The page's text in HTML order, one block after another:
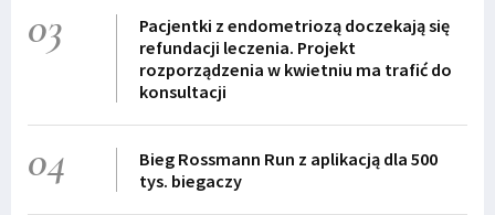
03
Pacjentki z endometriozą doczekają się
refundacji leczenia. Projekt
rozporządzenia w kwietniu ma trafić do
konsultacji
04
Bieg Rossmann Run z aplikacją dla 500
tys. biegaczy